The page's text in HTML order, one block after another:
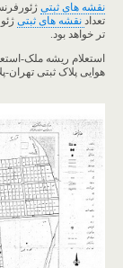
نقشه های ثبتی
تعداد نقشه های ثبتی
تر خواهد بود.
استعلام ریشه ملک-
هوایی پلاک ثبتی